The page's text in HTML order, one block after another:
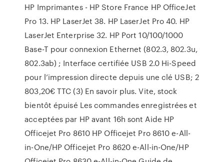
HP Imprimantes - HP Store France HP OfficeJet
Pro 13. HP LaserJet 38. HP LaserJet Pro 40. HP
LaserJet Enterprise 32. HP Port 10/100/1000
Base-T pour connexion Ethernet (802.3, 802.3u,
802.3ab) ; Interface certifiée USB 2.0 Hi-Speed
pour l’impression directe depuis une clé USB; 2
803,20€ TTC (3) En savoir plus. Vite, stock
bientôt épuisé Les commandes enregistrées et
acceptées par HP avant 16h sont Aide HP
Officejet Pro 8610 HP Officejet Pro 8610 e-All-
in-One/HP Officejet Pro 8620 e-All-in-One/HP